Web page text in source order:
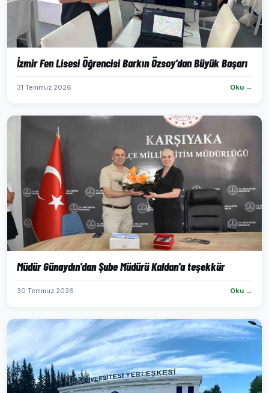
İzmir Fen Lisesi Öğrencisi Barkın Özsoy’dan Büyük Başarı
31 Temmuz 2026 Oku →
Müdür Günaydın'dan Şube Müdürü Kaldan'a teşekkür
30 Temmuz 2026 Oku →